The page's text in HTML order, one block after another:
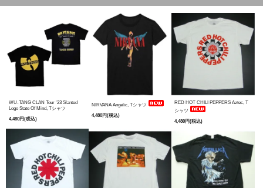
WU-TANG CLAN Tour '23 Slanted
Logo State Of Mind, Tシャツ
4,480円(税込)
NIRVANA Angelic, Tシャツ
4,480円(税込)
RED HOT CHILI PEPPERS Aztec, T
シャツ
4,480円(税込)